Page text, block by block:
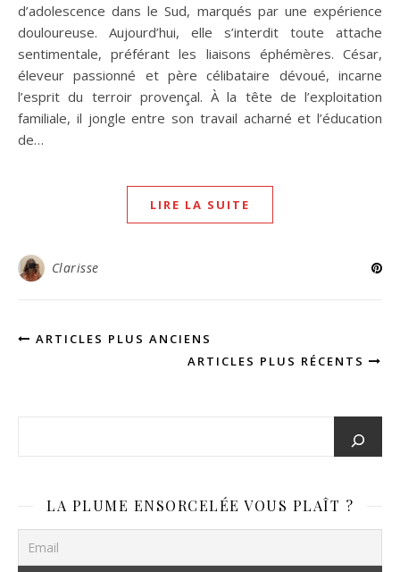
d’adolescence dans le Sud, marqués par une expérience
douloureuse. Aujourd’hui, elle s’interdit toute attache
sentimentale, préférant les liaisons éphémères. César,
éleveur passionné et père célibataire dévoué, incarne
l’esprit du terroir provençal. À la tête de l’exploitation
familiale, il jongle entre son travail acharné et l’éducation
de…
LIRE LA SUITE
Clarisse
ARTICLES PLUS ANCIENS
ARTICLES PLUS RÉCENTS
LA PLUME ENSORCELÉE VOUS PLAÎT ?